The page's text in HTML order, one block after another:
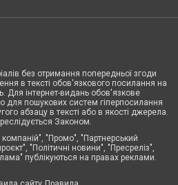
без отримання попередньої згоди
в тексті обов'язкового посилання на
Для інтернет-видань обов'язкове
для пошукових систем гіперпосилання
абзацу в тексті або в якості джерела.
Законом.
"Промо", "Партнерський
"Політичні новини", "Пресреліз",
публікуються на правах реклами.